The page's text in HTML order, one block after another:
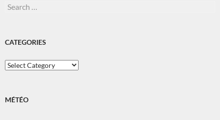
Search
CATEGORIES
Categories
MÉTÉO